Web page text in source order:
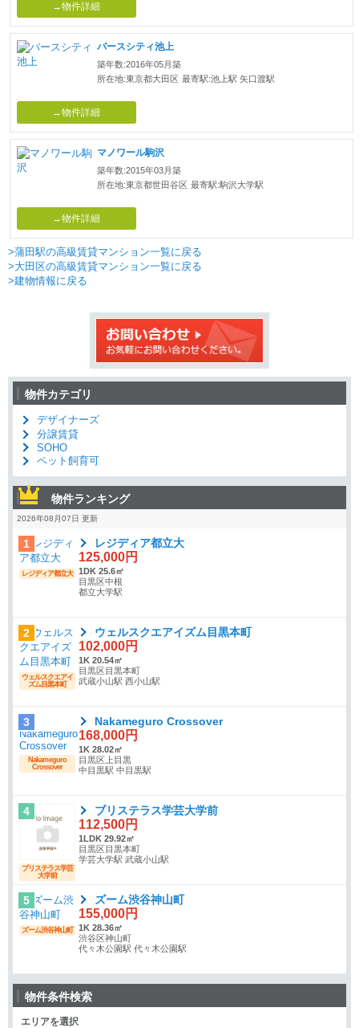
→物件詳細
バースシティ池上
築年数:2016年05月築
所在地:東京都大田区 最寄駅:池上駅 矢口渡駅
→物件詳細
マノワール駒沢
築年数:2015年03月築
所在地:東京都世田谷区 最寄駅:駒沢大学駅
→物件詳細
>蒲田駅の高級賃貸マンション一覧に戻る
>大田区の高級賃貸マンション一覧に戻る
>建物情報に戻る
物件カテゴリ
デザイナーズ
分譲賃貸
SOHO
ペット飼育可
物件ランキング
2026年08月07日 更新
1
レジディア都立大
レジディア都立大
125,000円
1DK 25.6㎡
目黒区中根
都立大学駅
2
ウェルスクエアイ
ズム目黒本町
ウェルスクエアイズム目黒本町
102,000円
1K 20.54㎡
目黒区目黒本町
武蔵小山駅 西小山駅
3
Nakameguro
Crossover
Nakameguro Crossover
168,000円
1K 28.02㎡
目黒区上目黒
中目黒駅 中目黒駅
4
ブリステラス学芸
大学前
ブリステラス学芸大学前
112,500円
1LDK 29.92㎡
目黒区目黒本町
学芸大学駅 武蔵小山駅
5
ズーム渋谷神山町
ズーム渋谷神山町
155,000円
1K 28.36㎡
渋谷区神山町
代々木公園駅 代々木公園駅
物件条件検索
エリアを選択